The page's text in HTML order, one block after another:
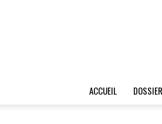
ACCUEIL DOSSIER